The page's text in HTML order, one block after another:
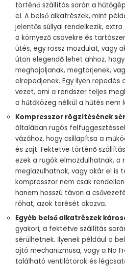
történő szállítás során a
el. A belső alkatrészek, mint
jelentős súllyal rendelkezik,
a környező csövekre és
ütés, egy rossz mozdulat, vagy
úton elegendő lehet ahhoz,
meghajoljanak, megtörjenek,
elrepedjenek. Egy ilyen repedés
vezet, ami a rendszer teljes
a hűtőközeg nélkül a hűtés nem
Kompresszor rögzítésének
általában rugós
vázához, hogy csillapítsa a
és zajt. Fektetve történő
ezek a rugók elmozdulhatnak, a
meglazulhatnak, vagy akár el is
kompresszor nem csak
hanem hosszú távon a
róhat, azok törését okozva.
Egyéb belső alkatrészek
gyakori, a fektetve szállítás
sérülhetnek. Ilyenek például a
ajtó mechanizmusa, vagy a No
található ventilátorok és